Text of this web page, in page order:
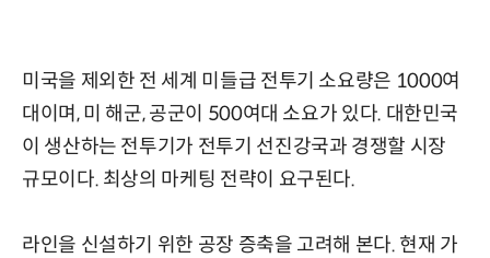
미국을 제외한 전 세계 미들급 전투기 소요량은 1000여
대이며, 미 해군, 공군이 500여대 소요가 있다. 대한민국
이 생산하는 전투기가 전투기 선진강국과 경쟁할 시장
규모이다. 최상의 마케팅 전략이 요구된다.
라인을 신설하기 위한 공장 증축을 고려해 본다. 현재 가